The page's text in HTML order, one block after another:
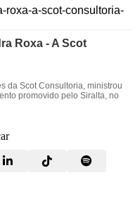
Roxa - A Scot
da Scot Consultoria, ministrou
promovido pelo Siralta, no